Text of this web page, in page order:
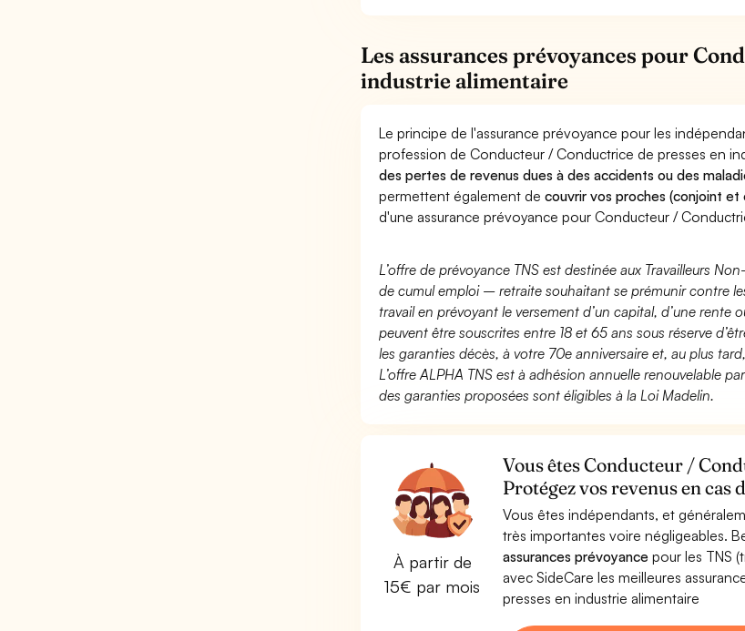
Les assurances prévoyances pour
industrie alimentaire
Le principe de l'assurance prévoyance pour les
profession de Conducteur / Conductrice de presses en
des pertes de revenus dues à des accidents ou des
permettent également decouvrir vos proches (conjoint
d'une assurance prévoyance pour Conducteur /
L’offre de prévoyance TNS est destinée aux Travailleurs
de cumul emploi – retraite souhaitant se prémunir contre
travail en prévoyant le versement d’un capital, d’une rente
peuvent être souscrites entre 18 et 65 ans sous réserve
les garanties décès, à votre 70e anniversaire et, au plus
L’offre ALPHA TNS est à adhésion annuelle renouvelable
des garanties proposées sont éligibles à la Loi Madelin.
À partir de
15€ par mois
Vous êtes Conducteur /
Protégez vos revenus en cas
Vous êtes indépendants, et
très importantes voire négligeables.
assurances prévoyancepour les TNS
avec SideCare les meilleures
presses en industrie alimentaire